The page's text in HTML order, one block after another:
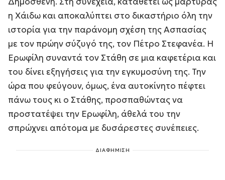
η Χάιδω και αποκαλύπτει στο δικαστήριο όλη την
ιστορία για την παράνομη σχέση της Ασπασίας
με τον πρώην σύζυγό της, τον Πέτρο Στεφανέα. Η
Ερωφίλη συναντά τον Στάθη σε μια καφετέρια και
του δίνει εξηγήσεις για την εγκυμοσύνη της. Την
ώρα που φεύγουν, όμως, ένα αυτοκίνητο πέφτει
πάνω τους κι ο Στάθης, προσπαθώντας να
προστατέψει την Ερωφίλη, άθελά του την
σπρώχνει απότομα με δυσάρεστες συνέπειες.
ΔΙΑΦΗΜΙΣΗ